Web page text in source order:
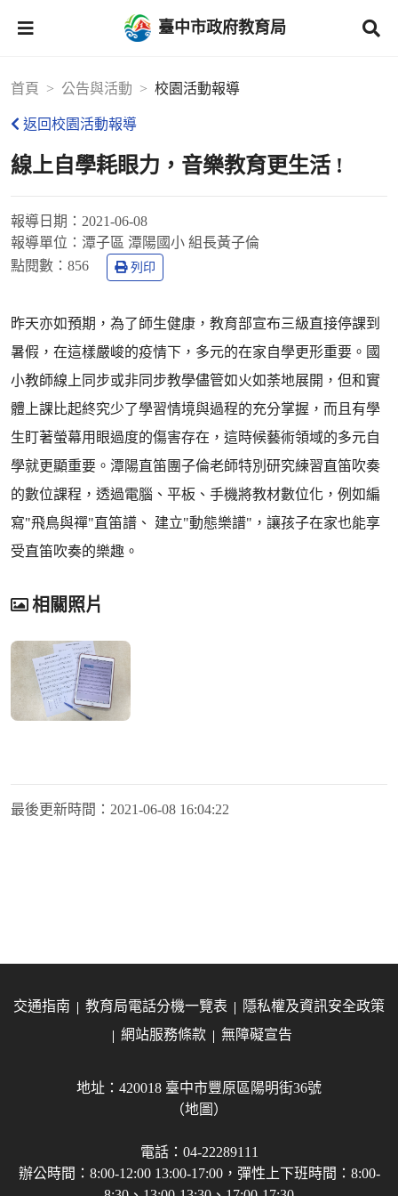
臺中市政府教育局
首頁 公告與活動 校園活動報導
返回校園活動報導
線上自學耗眼力，音樂教育更生活 !
報導日期： 2021-06-08
報導單位： 潭子區 潭陽國小 組長黃子倫
點閱數： 856 列印
昨天亦如預期，為了師生健康，教育部宣布三級直接停課到
暑假，在這樣嚴峻的疫情下，多元的在家自學更形重要。國
小教師線上同步或非同步教學儘管如火如荼地展開，但和實
體上課比起終究少了學習情境與過程的充分掌握，而且有學
生盯著螢幕用眼過度的傷害存在，這時候藝術領域的多元自
學就更顯重要。潭陽直笛團子倫老師特別研究練習直笛吹奏
的數位課程，透過電腦、平板、手機將教材數位化，例如編
寫"飛鳥與禪"直笛譜、 建立"動態樂譜"，讓孩子在家也能享
受直笛吹奏的樂趣。
相關照片
最後更新時間： 2021-06-08 16:04:22
交通指南 教育局電話分機一覽表
隱私權及資訊安全政策
網站服務條款
無障礙宣告
地址：420018 臺中市豐原區陽明街36號
（地圖）
電話：04-22289111
辦公時間：8:00-12:00 13:00-17:00，彈性上下班時間：8:00-